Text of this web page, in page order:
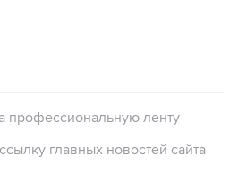
профессиональную ленту
главных новостей сайта